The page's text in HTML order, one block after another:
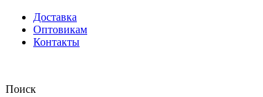
Доставка
Оптовикам
Контакты
Поиск